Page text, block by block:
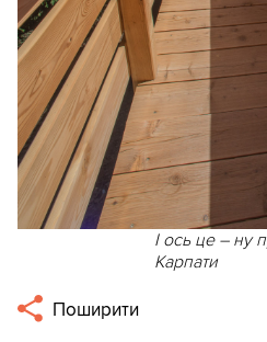
І ось це – ну
Карпати
Поширити